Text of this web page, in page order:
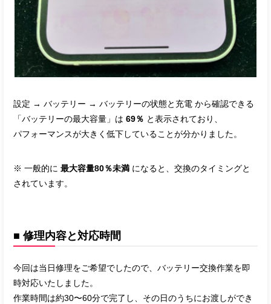
設定 → バッテリー → バッテリーの状態と充電 から確認できる
「バッテリーの最大容量」は69％ と表示されており、
パフォーマンスが大きく低下していることが分かりました。
※ 一般的に最大容量80％未満 になると、交換のタイミングと
されています。
■ 修理内容と対応時間
今回は当日修理をご希望でしたので、バッテリー交換作業を即
時対応いたしました。
作業時間は約30〜60分で完了し、その日のうちにお渡しができ